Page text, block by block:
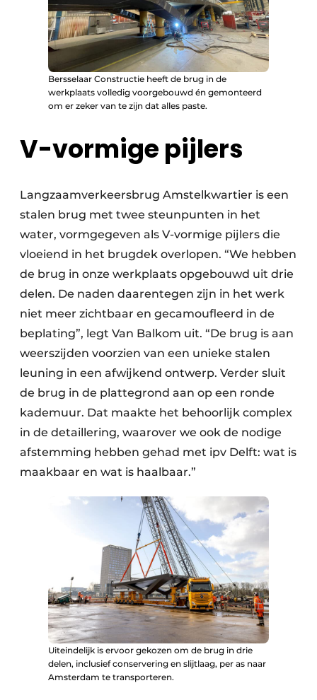
Bersselaar Constructie heeft de brug in de
werkplaats volledig voorgebouwd én gemonteerd
om er zeker van te zijn dat alles paste.
V-vormige pijlers
Langzaamverkeersbrug Amstelkwartier is een
stalen brug met twee steunpunten in het
water, vormgegeven als V-vormige pijlers die
vloeiend in het brugdek overlopen. “We hebben
de brug in onze werkplaats opgebouwd uit drie
delen. De naden daarentegen zijn in het werk
niet meer zichtbaar en gecamoufleerd in de
beplating”, legt Van Balkom uit. “De brug is aan
weerszijden voorzien van een unieke stalen
leuning in een afwijkend ontwerp. Verder sluit
de brug in de plattegrond aan op een ronde
kademuur. Dat maakte het behoorlijk complex
in de detaillering, waarover we ook de nodige
afstemming hebben gehad met ipv Delft: wat is
maakbaar en wat is haalbaar.”
Uiteindelijk is ervoor gekozen om de brug in drie
delen, inclusief conservering en slijtlaag, per as naar
Amsterdam te transporteren.